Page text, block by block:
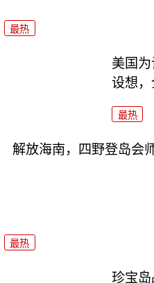
最热
美国
设想
最热
解放海南，四野登岛会
最热
珍宝